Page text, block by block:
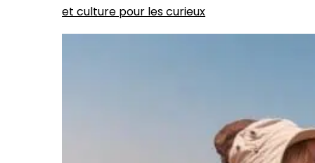
et culture pour les curieux